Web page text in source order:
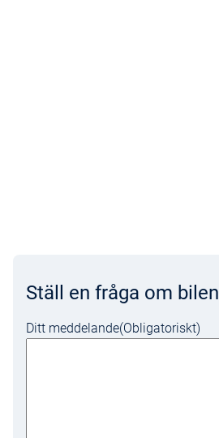
Ställ en fråga om bilen
Ditt meddelande(Obligatoriskt)